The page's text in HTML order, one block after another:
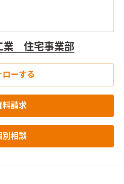
業 住宅事業部
ローする
料請求
別相談